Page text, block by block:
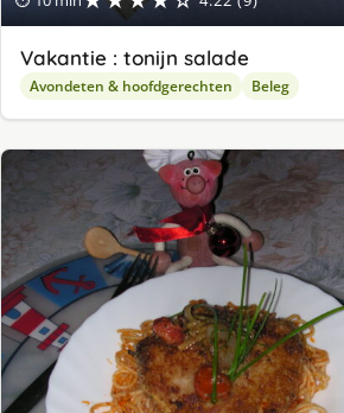
Vakantie : tonijn salade
Avondeten & hoofdgerechten Beleg